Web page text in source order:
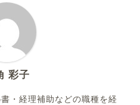
彩子
・経理補助などの職種を経